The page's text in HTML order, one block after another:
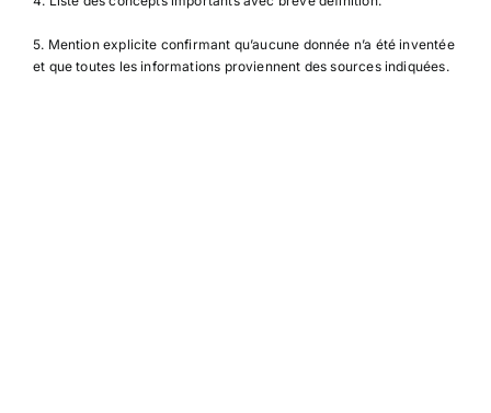
5. Mention explicite confirmant qu’aucune donnée n’a été inventée
et que toutes les informations proviennent des sources indiquées.